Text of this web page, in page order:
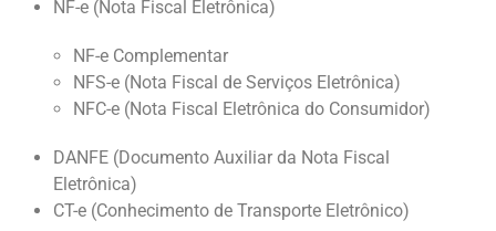
NF-e (Nota Fiscal Eletrônica)
NF-e Complementar
NFS-e (Nota Fiscal de Serviços Eletrônica)
NFC-e (Nota Fiscal Eletrônica do Consumidor)
DANFE (Documento Auxiliar da Nota Fiscal
Eletrônica)
CT-e (Conhecimento de Transporte Eletrônico)